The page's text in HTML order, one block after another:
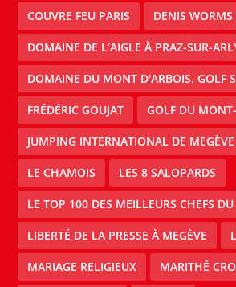
COUVRE FEU PARIS DENIS WORMS
DOMAINE DE L’AIGLE À PRAZ-SUR-
DOMAINE DU MONT D'ARBOIS. GOLF
FRÉDÉRIC GOUJAT GOLF DU
JUMPING INTERNATIONAL DE
LE CHAMOIS LES 8 SALOPARDS
LE TOP 100 DES MEILLEURS CHEFS
LIBERTÉ DE LA PRESSE À MEGÈVE
MARIAGE RELIGIEUX MARITHÉ